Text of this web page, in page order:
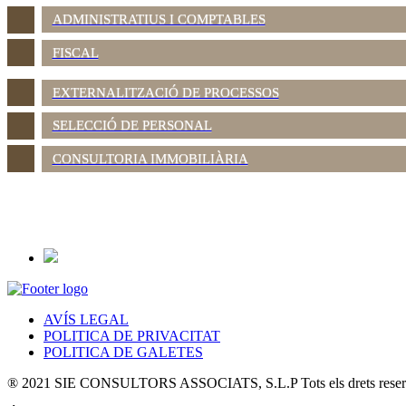
ADMINISTRATIUS I COMPTABLES
FISCAL
EXTERNALITZACIÓ DE PROCESSOS
SELECCIÓ DE PERSONAL
CONSULTORIA IMMOBILIÀRIA
AVÍS LEGAL
POLITICA DE PRIVACITAT
POLITICA DE GALETES
® 2021 SIE CONSULTORS ASSOCIATS, S.L.P Tots els drets